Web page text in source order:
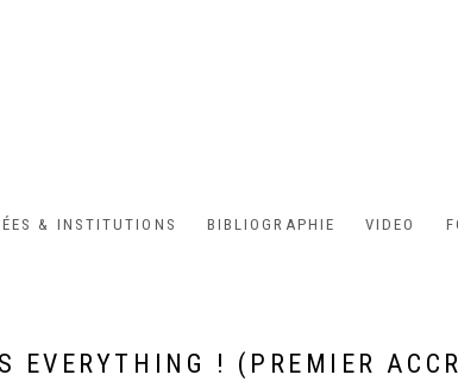
& INSTITUTIONS BIBLIOGRAPHIE VIDEO
! (PREMIER